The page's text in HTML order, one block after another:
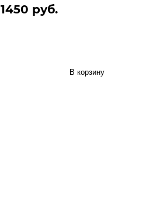
1450 руб.
В корзину